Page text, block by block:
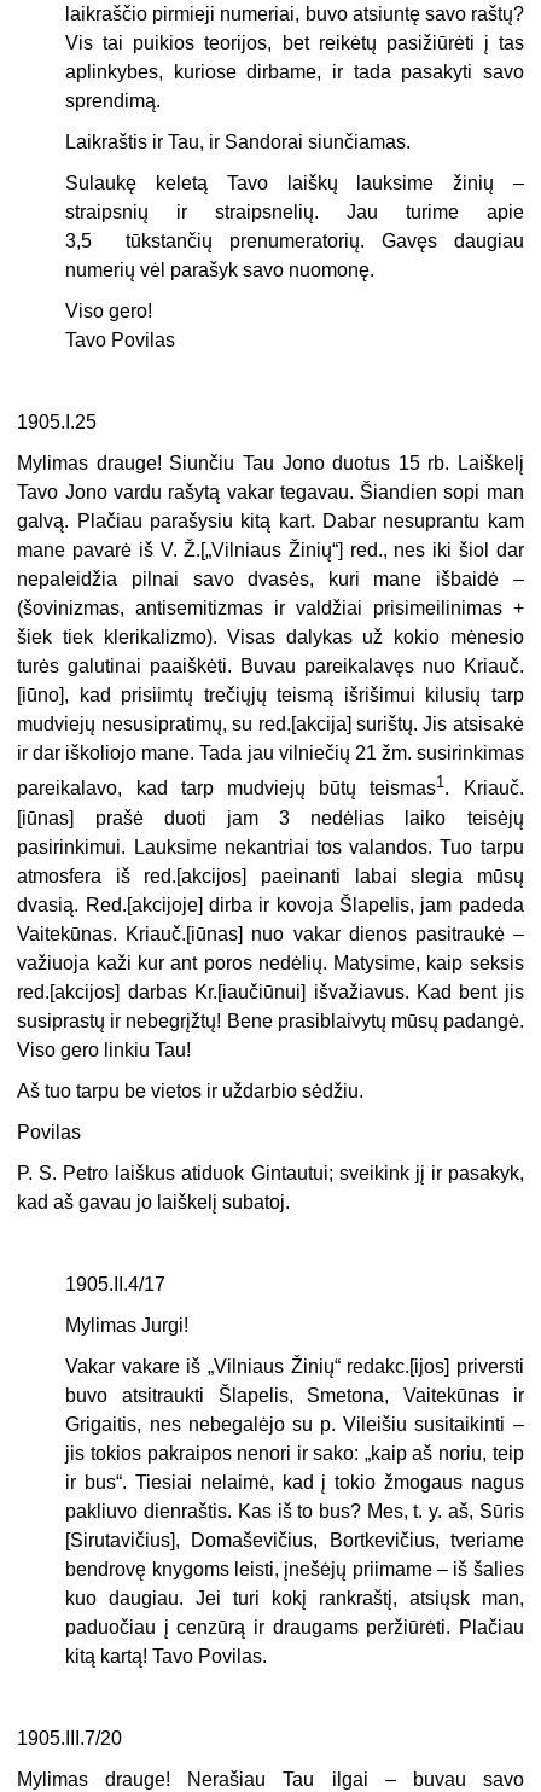
laikraščio pirmieji numeriai, buvo atsiuntę savo raštų?
Vis tai puikios teorijos, bet reikėtų pasižiūrėti į tas
aplinkybes, kuriose dirbame, ir tada pasakyti savo
sprendimą.
Laikraštis ir Tau, ir Sandorai siunčiamas.
Sulaukę keletą Tavo laiškų lauksime žinių –
straipsnių ir straipsnelių. Jau turime apie
3,5 tūkstančių prenumeratorių. Gavęs daugiau
numerių vėl parašyk savo nuomonę.
Viso gero!
Tavo Povilas
1905.I.25
Mylimas drauge! Siunčiu Tau Jono duotus 15 rb. Laiškelį
Tavo Jono vardu rašytą vakar tegavau. Šiandien sopi man
galvą. Plačiau parašysiu kitą kart. Dabar nesuprantu kam
mane pavarė iš V. Ž.[„Vilniaus Žinių“] red., nes iki šiol dar
nepaleidžia pilnai savo dvasės, kuri mane išbaidė –
(šovinizmas, antisemitizmas ir valdžiai prisimeilinimas +
šiek tiek klerikalizmo). Visas dalykas už kokio mėnesio
turės galutinai paaiškėti. Buvau pareikalavęs nuo Kriauč.
[iūno], kad prisiimtų trečiųjų teismą išrišimui kilusių tarp
mudviejų nesusipratimų, su red.[akcija] surištų. Jis atsisakė
ir dar iškoliojo mane. Tada jau vilniečių 21 žm. susirinkimas
pareikalavo, kad tarp mudviejų būtų teismas1. Kriauč.
[iūnas] prašė duoti jam 3 nedėlias laiko teisėjų
pasirinkimui. Lauksime nekantriai tos valandos. Tuo tarpu
atmosfera iš red.[akcijos] paeinanti labai slegia mūsų
dvasią. Red.[akcijoje] dirba ir kovoja Šlapelis, jam padeda
Vaitekūnas. Kriauč.[iūnas] nuo vakar dienos pasitraukė –
važiuoja kaži kur ant poros nedėlių. Matysime, kaip seksis
red.[akcijos] darbas Kr.[iaučiūnui] išvažiavus. Kad bent jis
susiprastų ir nebegrįžtų! Bene prasiblaivytų mūsų padangė.
Viso gero linkiu Tau!
Aš tuo tarpu be vietos ir uždarbio sėdžiu.
Povilas
P. S. Petro laiškus atiduok Gintautui; sveikink jį ir pasakyk,
kad aš gavau jo laiškelį subatoj.
1905.II.4/17
Mylimas Jurgi!
Vakar vakare iš „Vilniaus Žinių“ redakc.[ijos] priversti
buvo atsitraukti Šlapelis, Smetona, Vaitekūnas ir
Grigaitis, nes nebegalėjo su p. Vileišiu susitaikinti –
jis tokios pakraipos nenori ir sako: „kaip aš noriu, teip
ir bus“. Tiesiai nelaimė, kad į tokio žmogaus nagus
pakliuvo dienraštis. Kas iš to bus? Mes, t. y. aš, Sūris
[Sirutavičius], Domaševičius, Bortkevičius, tveriame
bendrovę knygoms leisti, įnešėjų priimame – iš šalies
kuo daugiau. Jei turi kokį rankraštį, atsiųsk man,
paduočiau į cenzūrą ir draugams peržiūrėti. Plačiau
kitą kartą! Tavo Povilas.
1905.III.7/20
Mylimas drauge! Nerašiau Tau ilgai – buvau savo